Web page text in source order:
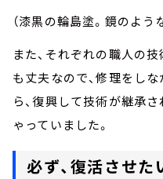
（漆黒の輪島塗。鏡のよう
また、それぞれの職人の
も丈夫なので、修理をし
ら、復興して技術が継承
ゃっていました。
必ず、復活させた